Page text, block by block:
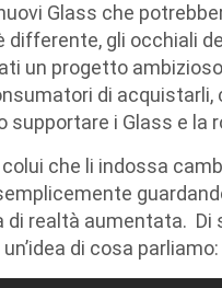
Glass che
differente, gli occhiali
un progetto
di
supportare i Glass e
che li indossa
realtà aumentata. Di
di cosa parliamo: